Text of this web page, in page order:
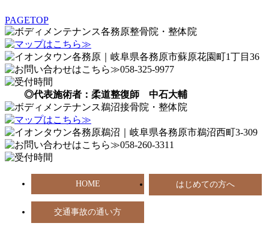
PAGETOP
◎代表施術者：柔道整復師 中石大輔
HOME はじめての方へ
交通事故の通い方